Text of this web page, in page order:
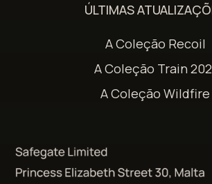
ÚLTIMAS
A Coleção Recoil
A Coleção Train
A Coleção Wildfire